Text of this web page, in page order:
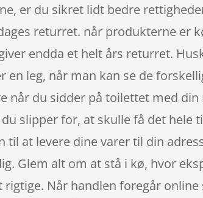
er du sikret lidt bedre
returret. når produkterne er
endda et helt års returret.
leg, når man kan se de
når du sidder på toilettet med
slipper for, at skulle få det hele
at levere dine varer til din
Glem alt om at stå i kø, hvor
Når handlen foregår online